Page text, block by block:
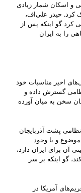
و اسکان شمار زیادی
کرد. حیدر علی‌اف،
کرد گو اینکه پس از
را به ایران
اخیر مناسبات خود
گسترش داده و
سخن به میان آورده
پشت آذربایجان
و با وجود
آن برای ایران دارد،
گو اینکه بر سر
آمریکا در